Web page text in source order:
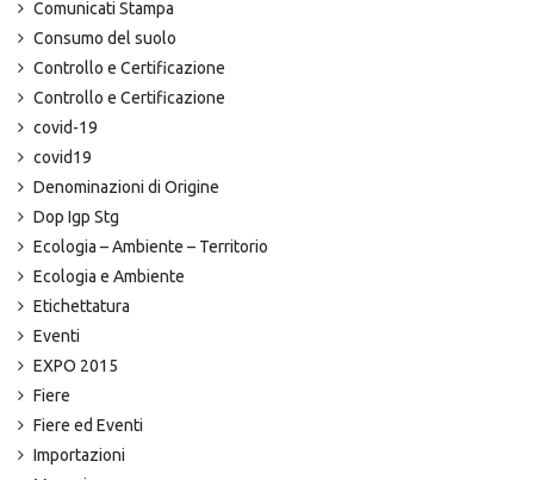
Comunicati Stampa
Consumo del suolo
Controllo e Certificazione
Controllo e Certificazione
covid-19
covid19
Denominazioni di Origine
Dop Igp Stg
Ecologia – Ambiente – Territorio
Ecologia e Ambiente
Etichettatura
Eventi
EXPO 2015
Fiere
Fiere ed Eventi
Importazioni